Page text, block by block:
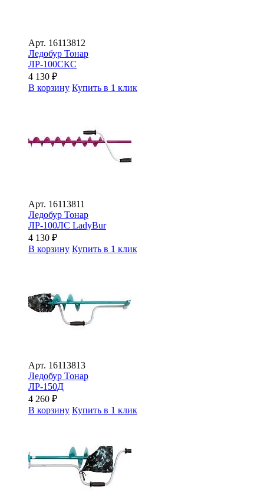
Арт. 16113812
Ледобур Тонар
ЛР-100СКС
4 130 ₽
В корзину Купить в 1 клик
Арт. 16113811
Ледобур Тонар
ЛР-100ЛC LadyBur
4 130 ₽
В корзину Купить в 1 клик
Арт. 16113813
Ледобур Тонар
ЛР-150Д
4 260 ₽
В корзину Купить в 1 клик